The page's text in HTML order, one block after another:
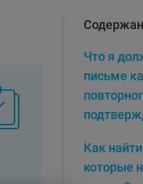
Что я
письме
Как
которые